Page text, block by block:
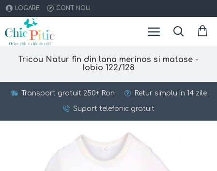
LOGARE CONT NOU
Tricou Natur fin din lana merinos si matase -
Iobio 122/128
Transport gratuit 250+ Ron Retur simplu in 14 zile
Suport telefonic gratuit